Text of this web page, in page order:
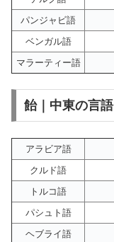
パンジャビ語
ベンガル語
マラーティー語
飴｜中東の言語
アラビア語
クルド語
トルコ語
パシュト語
ヘブライ語